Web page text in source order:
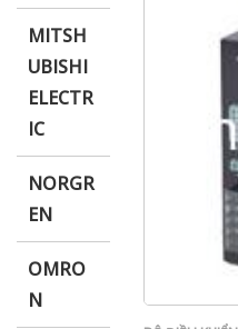
MITSH
UBISHI
ELECTR
IC
NORGR
EN
OMRO
N